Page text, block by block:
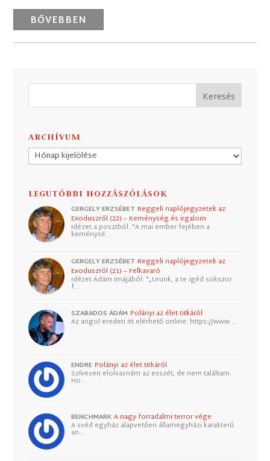
BŐVEBBEN
ARCHÍVUM
Archívum
LEGUTÓBBI HOZZÁSZÓLÁSOK
GERGELY ERZSÉBET Reggeli naplójegyzetek az
Exoduszról (22) – Keménység és irgalom
Idézet a posztból: "A mai ember fejében a
keménysé…
GERGELY ERZSÉBET Reggeli naplójegyzetek az
Exoduszról (21) – Felkavaró
Idézet Ádám imájából: "„Urunk, a te igéd sokszor
f…
SZABADOS ÁDÁM Polányi az élet titkáról
Az angol eredeti itt elérhető online: https://www.…
ENDRE Polányi az élet titkáról
Szívesen elolvasnám az esszét, de nem találtam.
Ho…
BENCHMARK A nagy forradalmi terror vége
A svéd egyház alapvetően államegyházi karakterű
an…